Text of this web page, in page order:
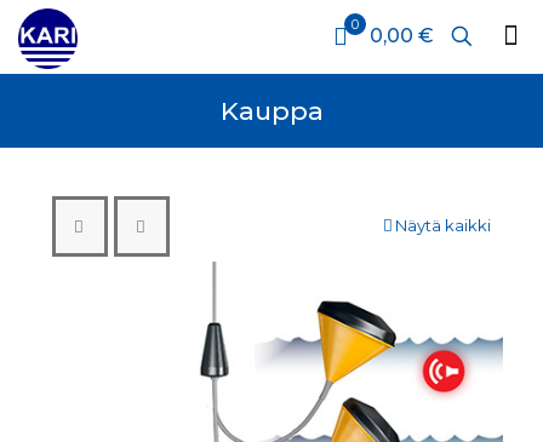
0 0,00 €
Kauppa
Näytä kaikki